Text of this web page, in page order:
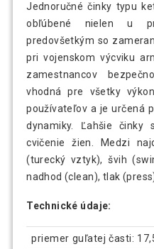
Jednoručné činky typu
obľúbené nielen u
predovšetkým so
pri vojenskom výcviku
zamestnancov
vhodná pre všetky
používateľov a je určená
dynamiky. Ľahšie činky
cvičenie žien. Medzi
(turecký vztyk), švih
nadhod (clean), tlak
Technické údaje:
priemer guľatej časti: